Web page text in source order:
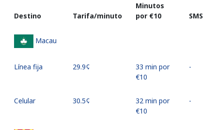
Destino Tarifa/minuto
Minutos
por ⁦€10⁩
SMS
Macau
Línea fija ⁦29.9¢⁩
33 min por
⁦€10⁩
-
Celular ⁦30.5¢⁩
32 min por
⁦€10⁩
-